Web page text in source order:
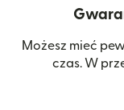
Możesz mieć
czas. W